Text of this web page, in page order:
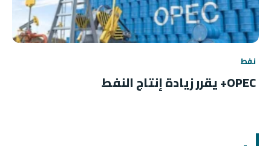
نفط
OPEC+ يقرر زيادة إنتاج النفط